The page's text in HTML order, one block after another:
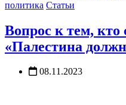
политика Статьи
Вопрос к тем, кто
«Палестина
08.11.2023